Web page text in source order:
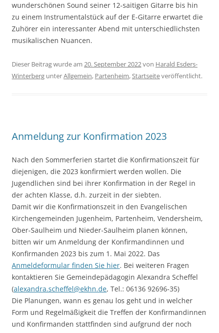
wunderschönen Sound seiner 12-saitigen Gitarre bis hin
zu einem Instrumentalstück auf der E-Gitarre erwartet die
Zuhörer ein interessanter Abend mit unterschiedlichsten
musikalischen Nuancen.
Dieser Beitrag wurde am 20. September 2022von Harald Esders-
Winterberg unterAllgemein, Partenheim,Startseiteveröffentlicht.
Anmeldung zur Konfirmation 2023
Nach den Sommerferien startet die Konfirmationszeit für
diejenigen, die 2023 konfirmiert werden wollen. Die
Jugendlichen sind bei ihrer Konfirmation in der Regel in
der achten Klasse, d.h. zurzeit in der siebten.
Damit wir die Konfirmationszeit in den Evangelischen
Kirchengemeinden Jugenheim, Partenheim, Vendersheim,
Ober-Saulheim und Nieder-Saulheim planen können,
bitten wir um Anmeldung der Konfirmandinnen und
Konfirmanden 2023 bis zum 1. Mai 2022. Das
Anmeldeformular finden Sie hier. Bei weiteren Fragen
kontaktieren Sie Gemeindepädagogin Alexandra Scheffel
(alexandra.scheffel@ekhn.de, Tel.: 06136 92696-35)
Die Planungen, wann es genau los geht und in welcher
Form und Regelmäßigkeit die Treffen der Konfirmandinnen
und Konfirmanden stattfinden sind aufgrund der noch